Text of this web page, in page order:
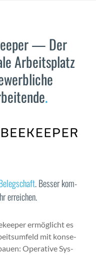
— Der
Arbeitsplatz
.
. Bess­er kom­
erre­ichen.
ermöglicht es
mit kon­se­
Oper­a­tive Sys­